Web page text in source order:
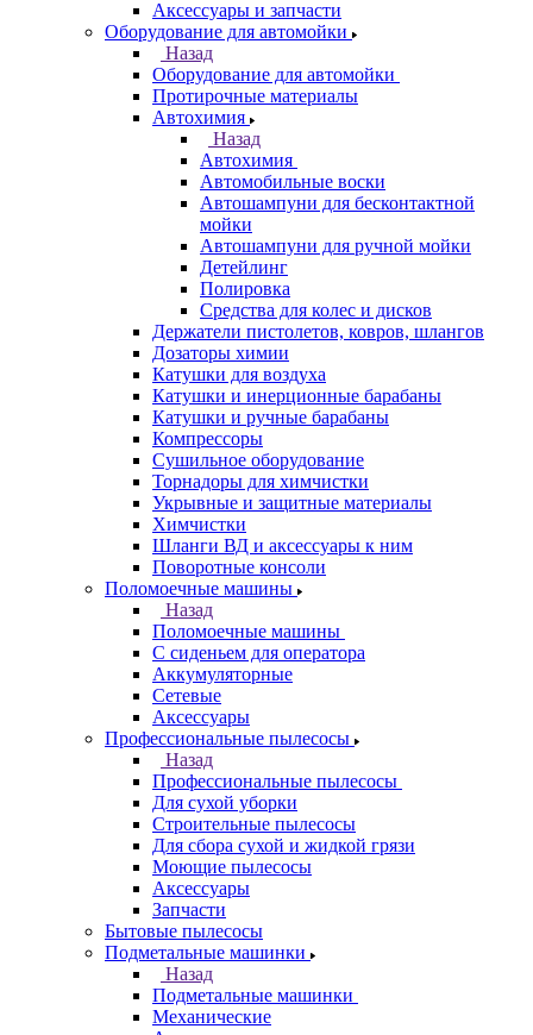
Аксессуары и запчасти
Оборудование для автомойки
Назад
Оборудование для автомойки
Протирочные материалы
Автохимия
Назад
Автохимия
Автомобильные воски
Автошампуни для бесконтактной
мойки
Автошампуни для ручной мойки
Детейлинг
Полировка
Средства для колес и дисков
Держатели пистолетов, ковров, шлангов
Дозаторы химии
Катушки для воздуха
Катушки и инерционные барабаны
Катушки и ручные барабаны
Компрессоры
Сушильное оборудование
Торнадоры для химчистки
Укрывные и защитные материалы
Химчистки
Шланги ВД и аксессуары к ним
Поворотные консоли
Поломоечные машины
Назад
Поломоечные машины
С сиденьем для оператора
Аккумуляторные
Сетевые
Аксессуары
Профессиональные пылесосы
Назад
Профессиональные пылесосы
Для сухой уборки
Строительные пылесосы
Для сбора сухой и жидкой грязи
Моющие пылесосы
Аксессуары
Запчасти
Бытовые пылесосы
Подметальные машинки
Назад
Подметальные машинки
Механические